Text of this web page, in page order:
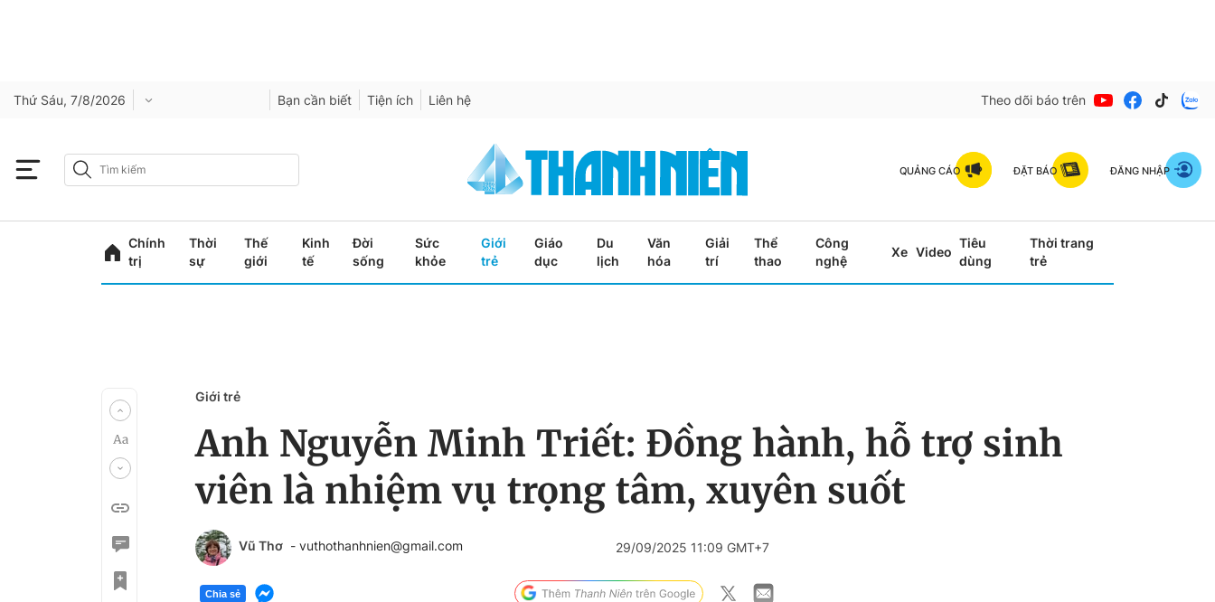
Thứ Sáu, 7/8/2026 Bạn cần biết Tiện ích Liên hệ Theo dõi báo trên
QUẢNG CÁO ĐẶT BÁO ĐĂNG NHẬP
Chính
trị
Thời
sự
Thế
giới
Kinh
tế
Đời
sống
Sức
khỏe
Giới
trẻ
Giáo
dục
Du
lịch
Văn
hóa
Giải
trí
Thể
thao
Công
nghệ
Xe Video
Tiêu
dùng
Thời trang
trẻ
Giới trẻ
Anh Nguyễn Minh Triết: Đồng hành, hỗ trợ sinh
viên là nhiệm vụ trọng tâm, xuyên suốt
Vũ Thơ - vuthothanhnien@gmail.com 29/09/2025 11:09 GMT+7
Chia sẻ